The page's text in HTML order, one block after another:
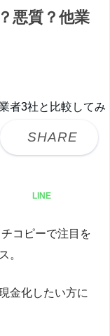
悪質？他業
LINE
コピーで注目を
。
金化したい方に